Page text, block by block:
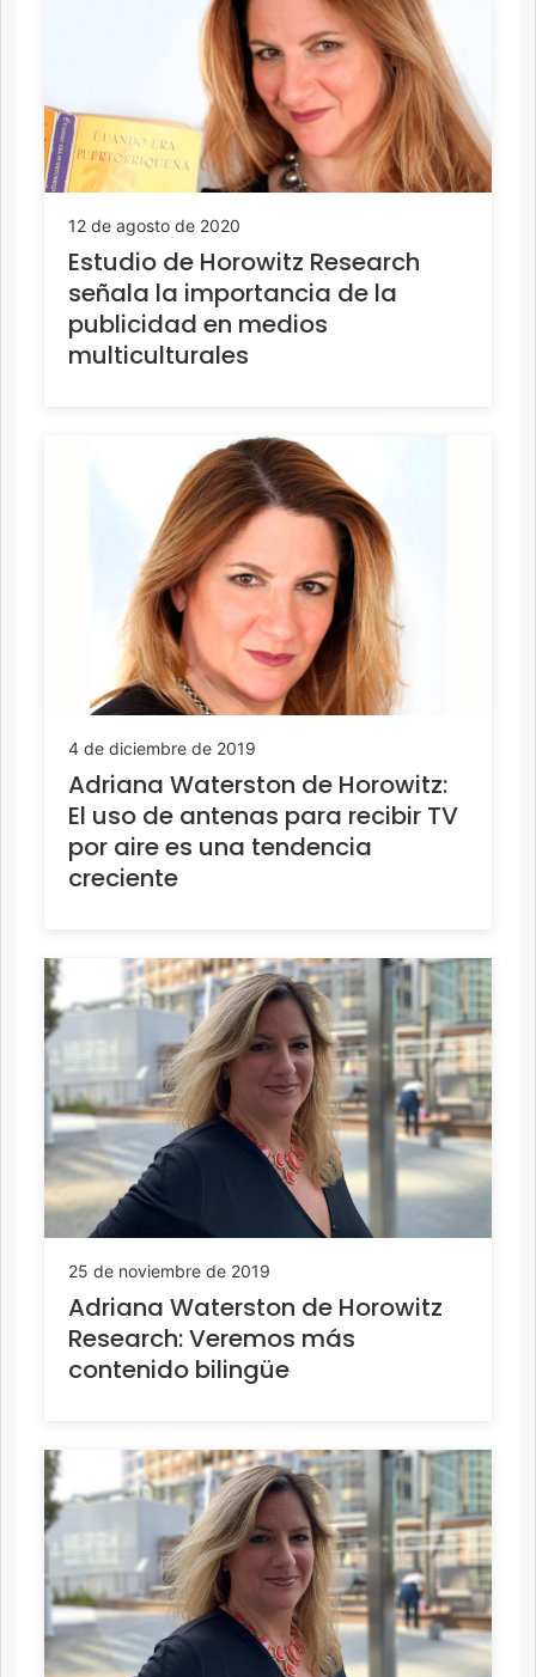
12 de agosto de 2020
Estudio de Horowitz Research
señala la importancia de la
publicidad en medios
multiculturales
4 de diciembre de 2019
Adriana Waterston de Horowitz:
El uso de antenas para recibir TV
por aire es una tendencia
creciente
25 de noviembre de 2019
Adriana Waterston de Horowitz
Research: Veremos más
contenido bilingüe